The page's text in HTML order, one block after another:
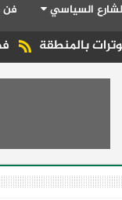
السياسي فن
فهمي يشيد